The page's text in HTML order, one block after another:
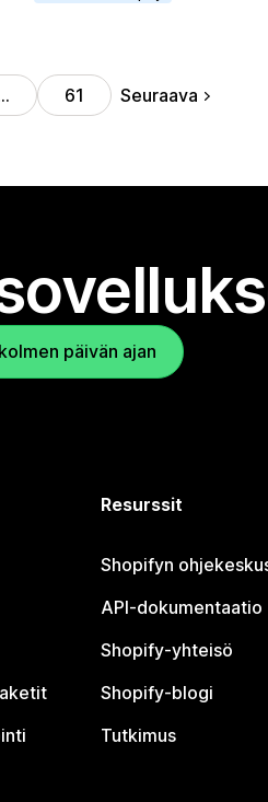
61 Seuraava
päivän ajan
Resurssit
Shopifyn
API-dokumentaatio
Shopify-yhteisö
Shopify-blogi
Tutkimus